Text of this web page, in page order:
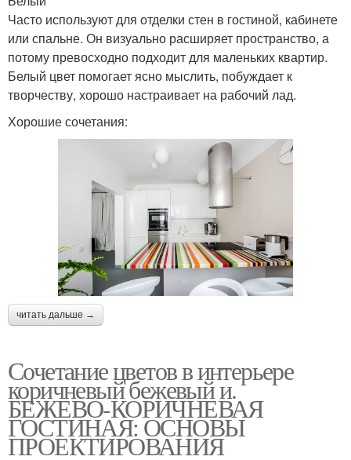
Часто используют для отделки стен в гостиной, кабинете
или спальне. Он визуально расширяет пространство, а
потому превосходно подходит для маленьких квартир.
Белый цвет помогает ясно мыслить, побуждает к
творчеству, хорошо настраивает на рабочий лад.
Хорошие сочетания:
читать дальше →
Сочетание цветов в интерьере
коричневый бежевый и.
БЕЖЕВО-КОРИЧНЕВАЯ
ГОСТИНАЯ: ОСНОВЫ
ПРОЕКТИРОВАНИЯ